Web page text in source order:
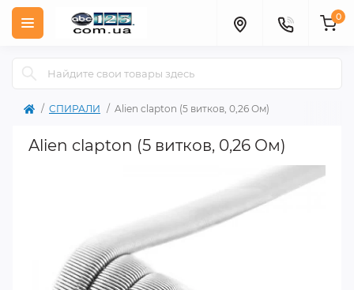
0
СПИРАЛИ Alien clapton (5 витков, 0,26 Ом)
Alien clapton (5 витков, 0,26 Ом)